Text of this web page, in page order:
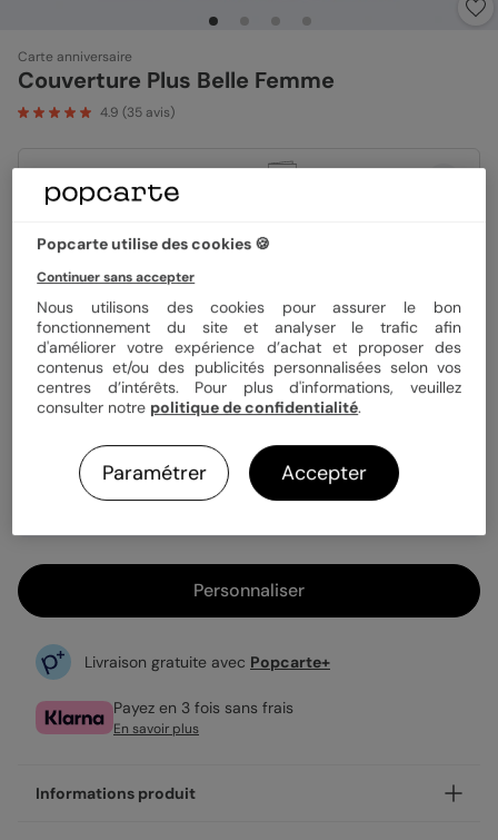
Carte anniversaire
Couverture Plus Belle Femme
4.9 (35 avis)
Format
Papier
Quantité 1 carte
Enveloppe blanche offerte
Fabrication française
Personnaliser
Livraison gratuite avec Popcarte+
Payez en 3 fois sans frais
En savoir plus
Informations produit
Popcarte utilise des cookies 🍪
Continuer sans accepter
Nous utilisons des cookies pour assurer le bon
fonctionnement du site et analyser le trafic afin
d'améliorer votre expérience d’achat et proposer des
contenus et/ou des publicités personnalisées selon vos
centres d’intérêts. Pour plus d'informations, veuillez
consulter notre politique de confidentialité.
Paramétrer Accepter